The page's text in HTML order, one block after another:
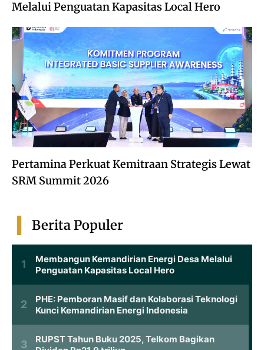
Melalui Penguatan Kapasitas Local Hero
Pertamina Perkuat Kemitraan Strategis Lewat
SRM Summit 2026
Berita Populer